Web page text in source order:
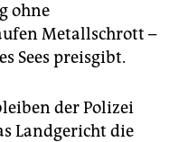
ohne
Metallschrott –
Sees preisgibt.
der Polizei
Landgericht die